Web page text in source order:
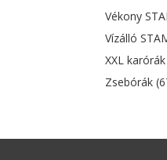
Vékony
Vízálló
XXL
Zsebórák